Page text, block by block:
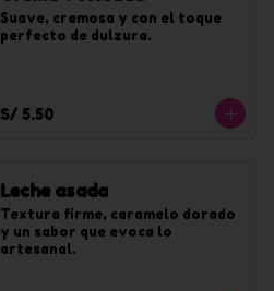
Suave, cremosa y con el toque
perfecto de dulzura.
S/ 5.50
Leche asada
Textura firme, caramelo dorado
y un sabor que evoca lo
artesanal.